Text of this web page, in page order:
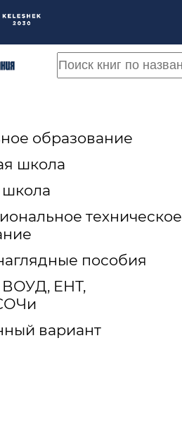
образование
школа
техническое
пособия
ВОУД, ЕНТ,
вариант